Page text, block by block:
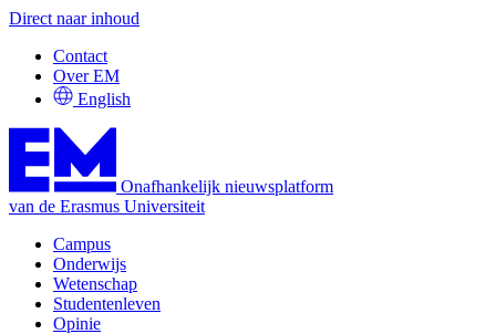
Direct naar inhoud
Contact
Over EM
English
Onafhankelijk nieuwsplatform
van de Erasmus Universiteit
Campus
Onderwijs
Wetenschap
Studentenleven
Opinie